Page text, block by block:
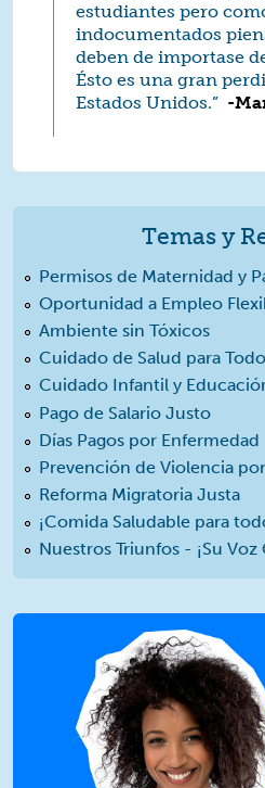
estudiantes pero
indocumentados
deben de importase
Ésto es una gran
Estados Unidos.” -
Temas y
Permisos de Maternidad y
Oportunidad a Empleo
Ambiente sin Tóxicos
Cuidado de Salud para
Cuidado Infantil y
Pago de Salario Justo
Días Pagos por Enfermedad
Prevención de Violencia
Reforma Migratoria Justa
¡Comida Saludable para
Nuestros Triunfos - ¡Su Voz